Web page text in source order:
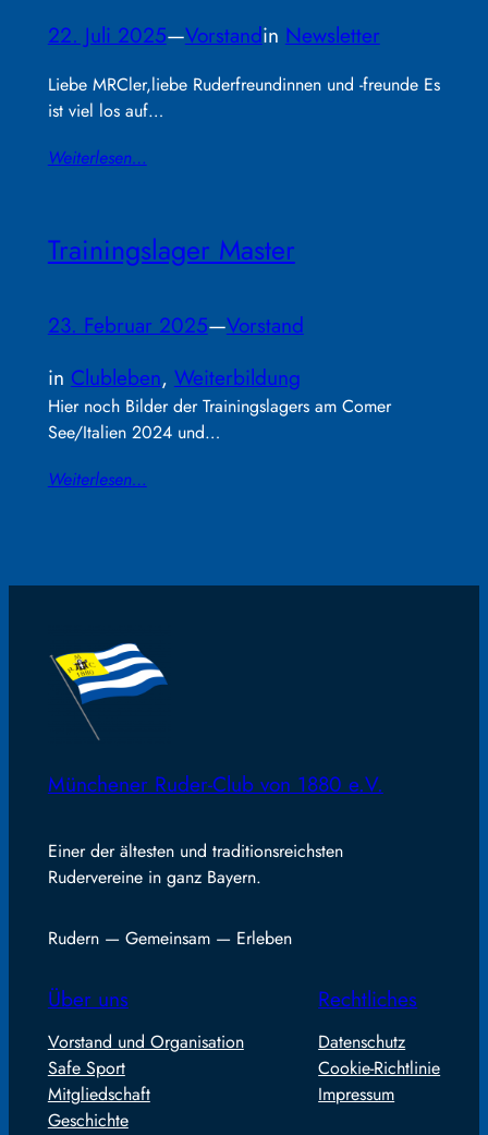
22. Juli 2025—Vorstandin Newsletter
Liebe MRCler,liebe Ruderfreundinnen und -freunde Es
ist viel los auf…
Weiterlesen…
Trainingslager Master
23. Februar 2025—Vorstand
in Clubleben, Weiterbildung
Hier noch Bilder der Trainingslagers am Comer
See/Italien 2024 und…
Weiterlesen…
Münchener Ruder-Club von 1880 e.V.
Einer der ältesten und traditionsreichsten
Rudervereine in ganz Bayern.
Rudern — Gemeinsam — Erleben
Über uns
Vorstand und Organisation
Safe Sport
Mitgliedschaft
Geschichte
Rechtliches
Datenschutz
Cookie-Richtlinie
Impressum